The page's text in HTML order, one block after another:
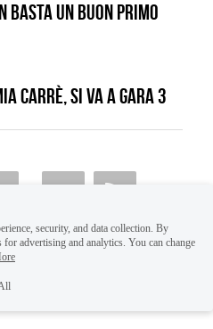
basta un buon primo
Carrè, si va a gara 3
security, and data collection. By
advertising and analytics. You can change